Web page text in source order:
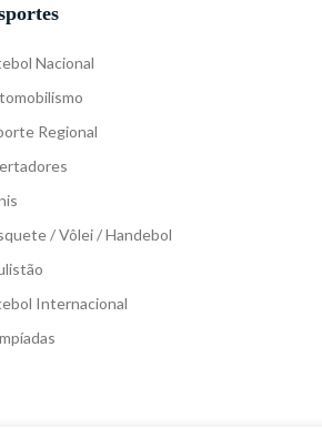
Nacional
Regional
/ Vôlei / Handebol
Internacional